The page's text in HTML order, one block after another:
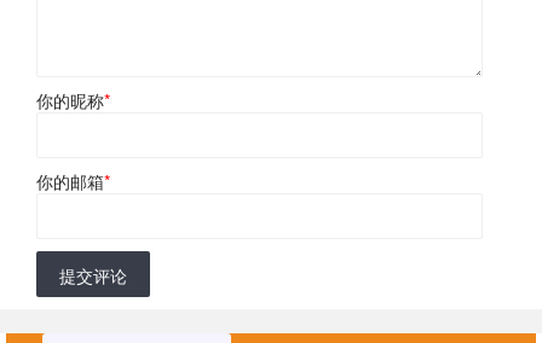
你的昵称*
你的邮箱*
提交评论